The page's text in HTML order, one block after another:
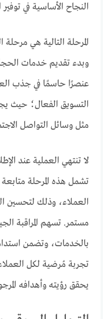
النجاح الأساسية في
المرحلة التالية هي مرحلة
وبدء تقديم خدمات
عنصرًا حاسمًا في جذب
التسويق الفعال؛ حيث
مثل وسائل التواصل
لا تنتهي العملية عند
تشمل هذه المرحلة متابعة
العملاء، وذلك لتحسين
مستمر. تسهم المراقبة
بالخدمات، وتضمن
تجربة مُرضية لكل
يحقق رؤيته وأهدافه